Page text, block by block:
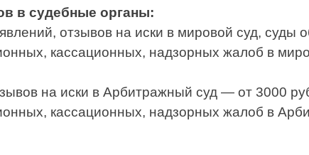
в судебные органы:
отзывов на иски в мировой суд,
кассационных, надзорных жалоб в
на иски в Арбитражный суд — от 3000
кассационных, надзорных жалоб в